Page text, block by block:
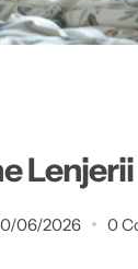
06/2026 0